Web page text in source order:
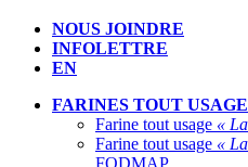
NOUS JOINDRE
INFOLETTRE
EN
FARINES TOUT USAGE
Farine tout usage «
Farine tout usage «
FODMAP